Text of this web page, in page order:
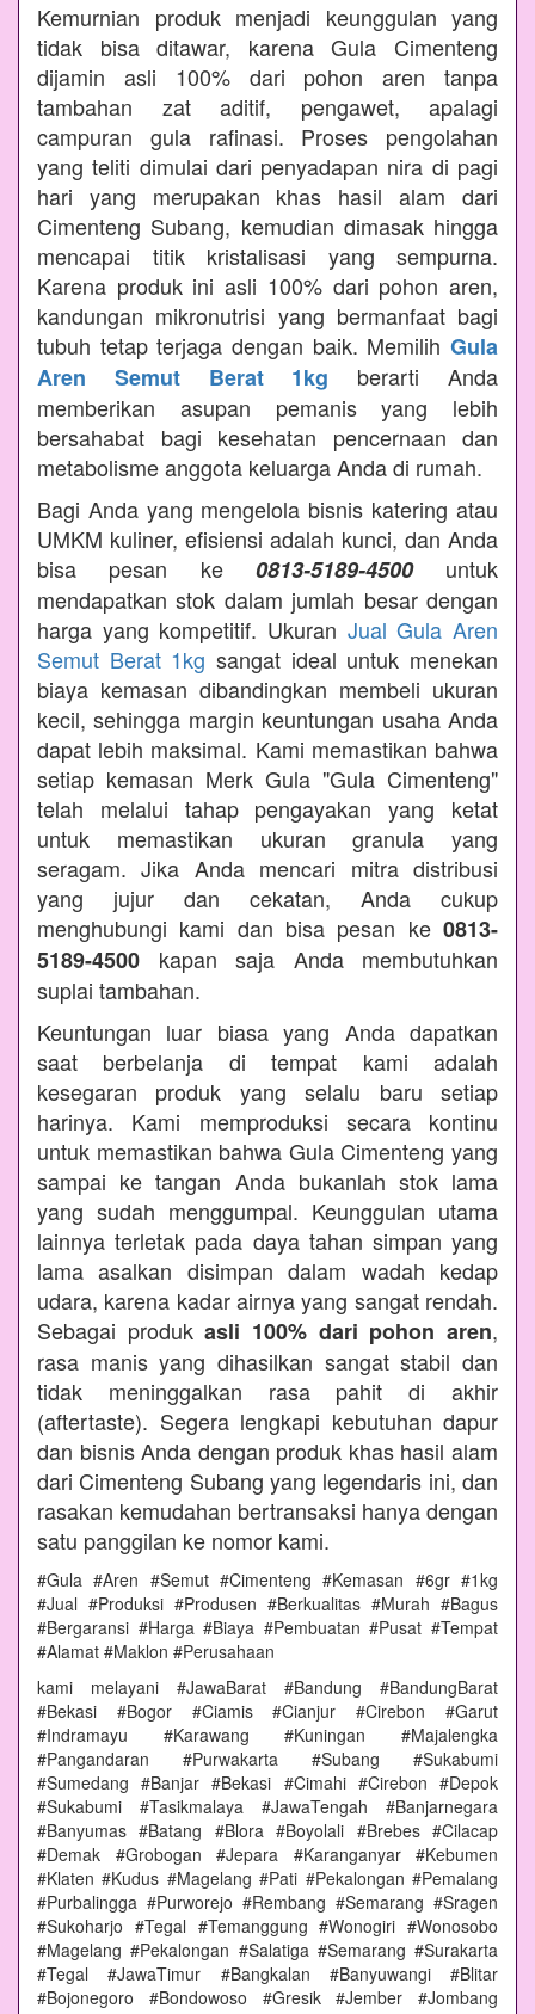
Kemurnian produk menjadi keunggulan yang
tidak bisa ditawar, karena Gula Cimenteng
dijamin asli 100% dari pohon aren tanpa
tambahan zat aditif, pengawet, apalagi
campuran gula rafinasi. Proses pengolahan
yang teliti dimulai dari penyadapan nira di pagi
hari yang merupakan khas hasil alam dari
Cimenteng Subang, kemudian dimasak hingga
mencapai titik kristalisasi yang sempurna.
Karena produk ini asli 100% dari pohon aren,
kandungan mikronutrisi yang bermanfaat bagi
tubuh tetap terjaga dengan baik. Memilih Gula
Aren Semut Berat 1kg berarti Anda
memberikan asupan pemanis yang lebih
bersahabat bagi kesehatan pencernaan dan
metabolisme anggota keluarga Anda di rumah.
Bagi Anda yang mengelola bisnis katering atau
UMKM kuliner, efisiensi adalah kunci, dan Anda
bisa pesan ke 0813-5189-4500untuk
mendapatkan stok dalam jumlah besar dengan
harga yang kompetitif. Ukuran Jual Gula Aren
Semut Berat 1kg sangat ideal untuk menekan
biaya kemasan dibandingkan membeli ukuran
kecil, sehingga margin keuntungan usaha Anda
dapat lebih maksimal. Kami memastikan bahwa
setiap kemasan Merk Gula "Gula Cimenteng"
telah melalui tahap pengayakan yang ketat
untuk memastikan ukuran granula yang
seragam. Jika Anda mencari mitra distribusi
yang jujur dan cekatan, Anda cukup
menghubungi kami dan bisa pesan ke 0813-
5189-4500 kapan saja Anda membutuhkan
suplai tambahan.
Keuntungan luar biasa yang Anda dapatkan
saat berbelanja di tempat kami adalah
kesegaran produk yang selalu baru setiap
harinya. Kami memproduksi secara kontinu
untuk memastikan bahwa Gula Cimenteng yang
sampai ke tangan Anda bukanlah stok lama
yang sudah menggumpal. Keunggulan utama
lainnya terletak pada daya tahan simpan yang
lama asalkan disimpan dalam wadah kedap
udara, karena kadar airnya yang sangat rendah.
Sebagai produkasli 100% dari pohon aren,
rasa manis yang dihasilkan sangat stabil dan
tidak meninggalkan rasa pahit di akhir
(aftertaste). Segera lengkapi kebutuhan dapur
dan bisnis Anda dengan produk khas hasil alam
dari Cimenteng Subang yang legendaris ini, dan
rasakan kemudahan bertransaksi hanya dengan
satu panggilan ke nomor kami.
#Gula #Aren #Semut #Cimenteng #Kemasan #6gr #1kg
#Jual #Produksi #Produsen #Berkualitas #Murah #Bagus
#Bergaransi #Harga #Biaya #Pembuatan #Pusat #Tempat
#Alamat #Maklon #Perusahaan
kami melayani #JawaBarat #Bandung #BandungBarat
#Bekasi #Bogor #Ciamis #Cianjur #Cirebon #Garut
#Indramayu #Karawang #Kuningan #Majalengka
#Pangandaran #Purwakarta #Subang #Sukabumi
#Sumedang #Banjar #Bekasi #Cimahi #Cirebon #Depok
#Sukabumi #Tasikmalaya #JawaTengah #Banjarnegara
#Banyumas #Batang #Blora #Boyolali #Brebes #Cilacap
#Demak #Grobogan #Jepara #Karanganyar #Kebumen
#Klaten #Kudus #Magelang #Pati #Pekalongan #Pemalang
#Purbalingga #Purworejo #Rembang #Semarang #Sragen
#Sukoharjo #Tegal #Temanggung #Wonogiri #Wonosobo
#Magelang #Pekalongan #Salatiga #Semarang #Surakarta
#Tegal #JawaTimur #Bangkalan #Banyuwangi #Blitar
#Bojonegoro #Bondowoso #Gresik #Jember #Jombang